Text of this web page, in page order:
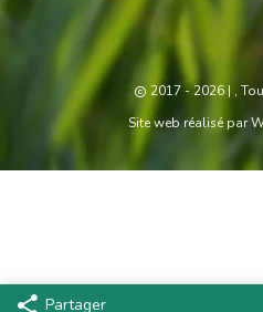
2017 - 2026| ,
Site web réalisé par
Partager